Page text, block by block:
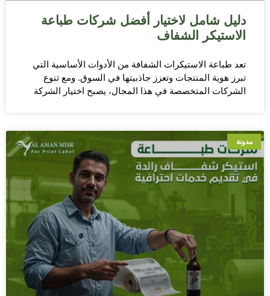
دليل شامل لاختيار أفضل شركات طباعة
الاستيكر الشفاف
تعد طباعة الاستيكرات الشفافة من الأدوات الأساسية التي
تبرز هوية المنتجات وتعزز جاذبيتها في السوق. ومع تنوع
الشركات المتخصصة في هذا المجال، يصبح اختيار الشركة
مدونة